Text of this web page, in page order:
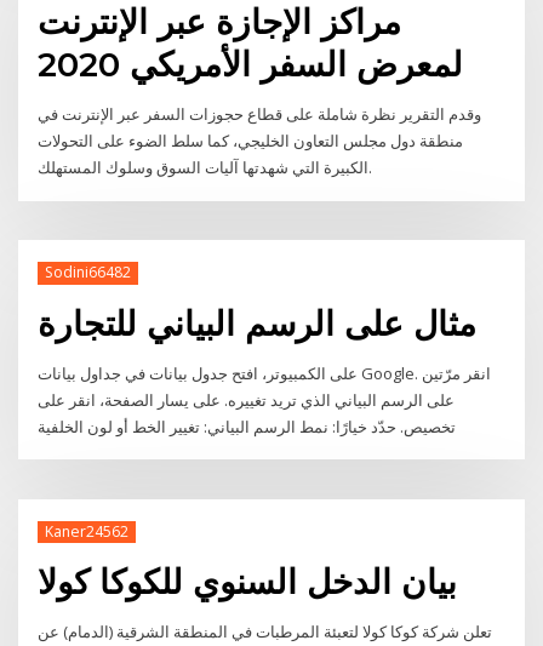
مراكز الإجازة عبر الإنترنت
لمعرض السفر الأمريكي 2020
وقدم التقرير نظرة شاملة على قطاع حجوزات السفر عبر الإنترنت في
منطقة دول مجلس التعاون الخليجي، كما سلط الضوء على التحولات
الكبيرة التي شهدتها آليات السوق وسلوك المستهلك.
Sodini66482
مثال على الرسم البياني للتجارة
على الكمبيوتر، افتح جدول بيانات في جداول بيانات Google. انقر مرّتين
على الرسم البياني الذي تريد تغييره. على يسار الصفحة، انقر على
تخصيص. حدّد خيارًا: نمط الرسم البياني: تغيير الخط أو لون الخلفية
Kaner24562
بيان الدخل السنوي للكوكا كولا
تعلن شركة كوكا كولا لتعبئة المرطبات في المنطقة الشرقية (الدمام) عن